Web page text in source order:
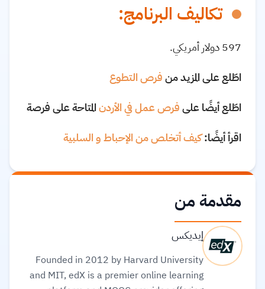
تكاليف البرنامج:
597دولار أمريكي.
اطّلع على المزيد منفرص التطوع
اطّلع أيضًا علىفرص عمل في الأردنالمتاحة على فرصة
اقرأ أيضًا:كيف أتخلص من الإحباط و السلبية
مقدمة من
إيديكس
Founded in 2012 by Harvard University
and MIT, edX is a premier online learning